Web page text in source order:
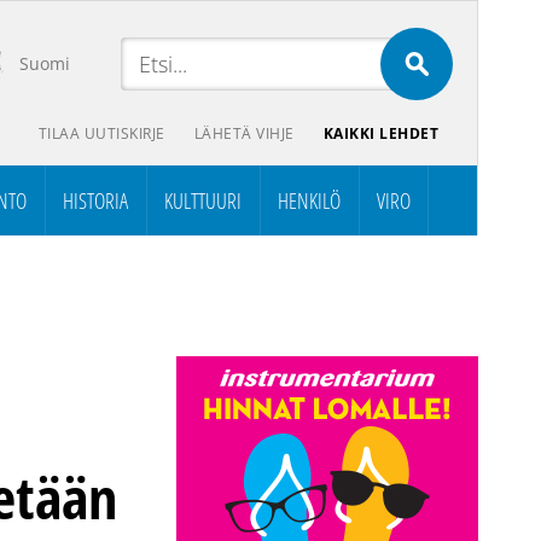
Suomi
TILAA UUTISKIRJE LÄHETÄ VIHJE KAIKKI LEHDET
HISTORIA KULTTUURI HENKILÖ VIRO